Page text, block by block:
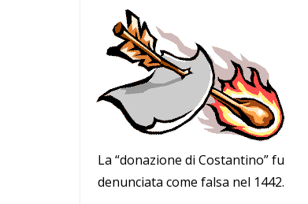
La “donazione di Costantino” fu
denunciata come falsa nel 1442.